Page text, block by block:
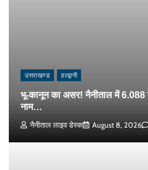
उत्तराखण्ड हल्द्वानी
भू-कानून का असर! नैनीताल में
नाम…
नैनीताल लाइव डेस्क August 8, 2026